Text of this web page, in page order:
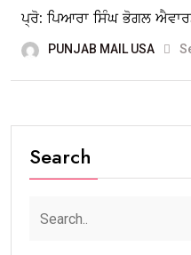
ਪ੍ਰੋ: ਪਿਆਰਾ ਸਿੰਘ ਭੋਗਲ
PUNJAB MAIL USA
Search